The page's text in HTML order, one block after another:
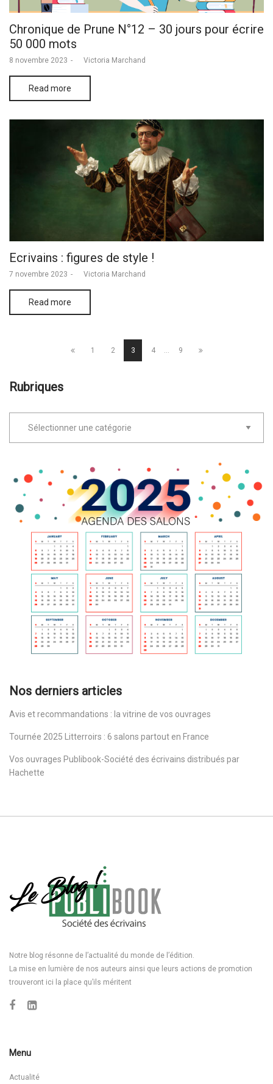
Chronique de Prune N°12 – 30 jours pour écrire
50 000 mots
Posted
8 novembre 2023 byVictoria Marchand
Read more
Ecrivains : figures de style !
Posted
7 novembre 2023 byVictoria Marchand
Read more
1 2 3 4 … 9
Rubriques
Nos derniers articles
Avis et recommandations : la vitrine de vos ouvrages
Tournée 2025 Litterroirs : 6 salons partout en France
Vos ouvrages Publibook-Société des écrivains distribués par
Hachette
Notre blog résonne de l’actualité du monde de l’édition.
La mise en lumière de nos auteurs ainsi que leurs actions de promotion
trouveront ici la place qu’ils méritent
Menu
Actualité